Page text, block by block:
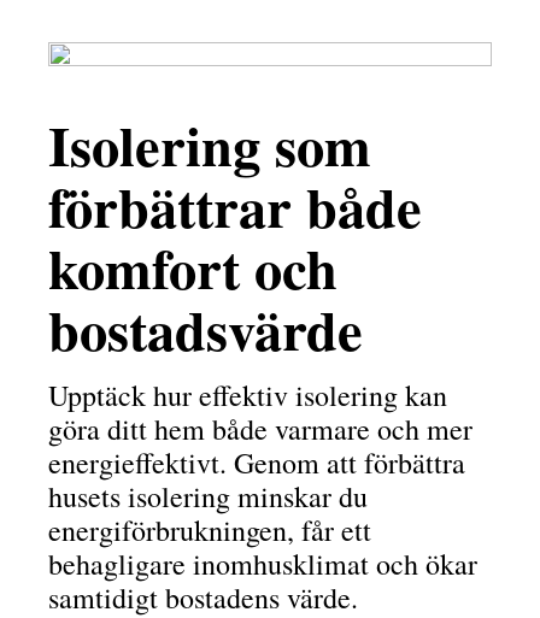
Isolering som
förbättrar både
komfort och
bostadsvärde
Upptäck hur effektiv isolering kan
göra ditt hem både varmare och mer
energieffektivt. Genom att förbättra
husets isolering minskar du
energiförbrukningen, får ett
behagligare inomhusklimat och ökar
samtidigt bostadens värde.